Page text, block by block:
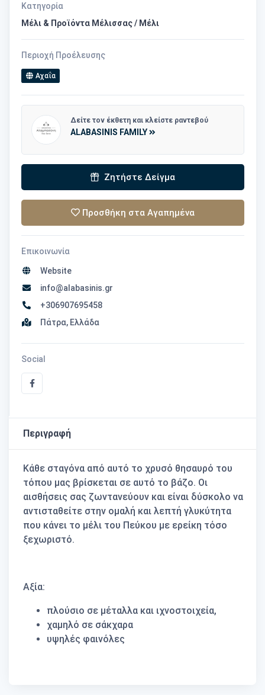
Κατηγορία
Μέλι & Προϊόντα Μέλισσας / Μέλι
Περιοχή Προέλευσης
Αχαΐα
Δείτε τον έκθετη και κλείστε ραντεβού
ALABASINIS FAMILY
Ζητήστε Δείγμα
Προσθήκη στα Αγαπημένα
Επικοινωνία
Website
info@alabasinis.gr
+306907695458
Πάτρα, Ελλάδα
Social
Περιγραφή
Κάθε σταγόνα από αυτό το χρυσό θησαυρό του
τόπου μας βρίσκεται σε αυτό το βάζο. Οι
αισθήσεις σας ζωντανεύουν και είναι δύσκολο να
αντισταθείτε στην ομαλή και λεπτή γλυκύτητα
που κάνει το μέλι του Πεύκου με ερείκη τόσο
ξεχωριστό.
Αξία:
πλούσιο σε μέταλλα και ιχνοστοιχεία,
χαμηλό σε σάκχαρα
υψηλές φαινόλες